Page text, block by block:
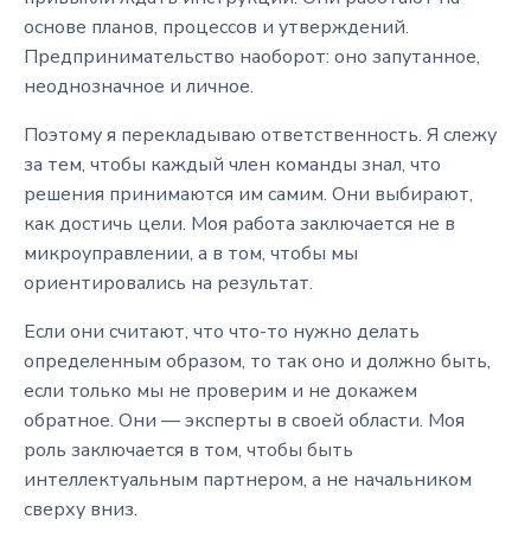
основе планов, процессов и утверждений.
Предпринимательство наоборот: оно запутанное,
неоднозначное и личное.
Поэтому я перекладываю ответственность. Я слежу
за тем, чтобы каждый член команды знал, что
решения принимаются им самим. Они выбирают,
как достичь цели. Моя работа заключается не в
микроуправлении, а в том, чтобы мы
ориентировались на результат.
Если они считают, что что-то нужно делать
определенным образом, то так оно и должно быть,
если только мы не проверим и не докажем
обратное. Они — эксперты в своей области. Моя
роль заключается в том, чтобы быть
интеллектуальным партнером, а не начальником
сверху вниз.